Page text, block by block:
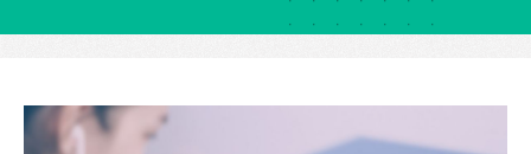
組織管理
網上自學課程